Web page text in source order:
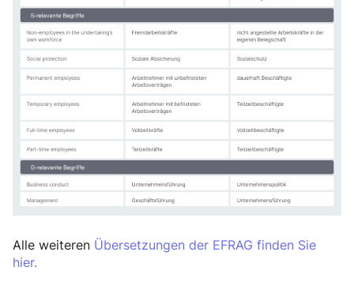
Alle weiteren Übersetzungen der EFRAG finden Sie
hier.